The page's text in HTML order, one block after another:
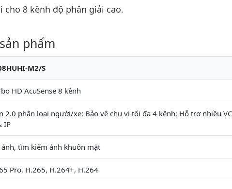
8 kênh độ phân giải cao.
phẩm
M2/S
HD AcuSense 8 kênh
2.0 phân loại người/xe; Bảo vệ chu vi tối đa 4 kênh; Hỗ trợ nhiều
IP
tìm kiếm ảnh khuôn mặt
Pro, H.265, H.264+, H.264